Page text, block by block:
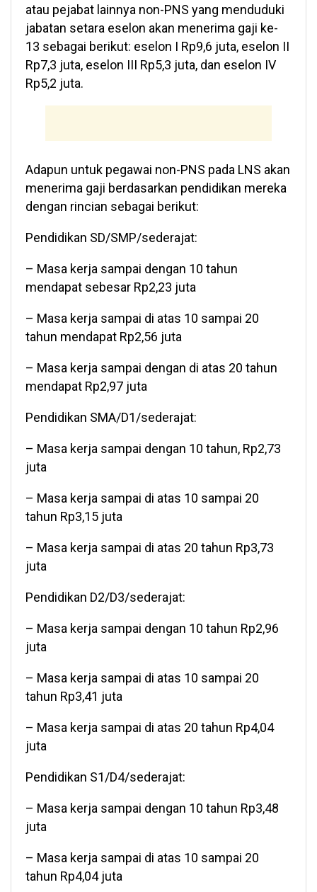
atau pejabat lainnya non-PNS yang menduduki
jabatan setara eselon akan menerima gaji ke-
13 sebagai berikut: eselon I Rp9,6 juta, eselon II
Rp7,3 juta, eselon III Rp5,3 juta, dan eselon IV
Rp5,2 juta.
Adapun untuk pegawai non-PNS pada LNS akan
menerima gaji berdasarkan pendidikan mereka
dengan rincian sebagai berikut:
Pendidikan SD/SMP/sederajat:
– Masa kerja sampai dengan 10 tahun
mendapat sebesar Rp2,23 juta
– Masa kerja sampai di atas 10 sampai 20
tahun mendapat Rp2,56 juta
– Masa kerja sampai dengan di atas 20 tahun
mendapat Rp2,97 juta
Pendidikan SMA/D1/sederajat:
– Masa kerja sampai dengan 10 tahun, Rp2,73
juta
– Masa kerja sampai di atas 10 sampai 20
tahun Rp3,15 juta
– Masa kerja sampai di atas 20 tahun Rp3,73
juta
Pendidikan D2/D3/sederajat:
– Masa kerja sampai dengan 10 tahun Rp2,96
juta
– Masa kerja sampai di atas 10 sampai 20
tahun Rp3,41 juta
– Masa kerja sampai di atas 20 tahun Rp4,04
juta
Pendidikan S1/D4/sederajat:
– Masa kerja sampai dengan 10 tahun Rp3,48
juta
– Masa kerja sampai di atas 10 sampai 20
tahun Rp4,04 juta